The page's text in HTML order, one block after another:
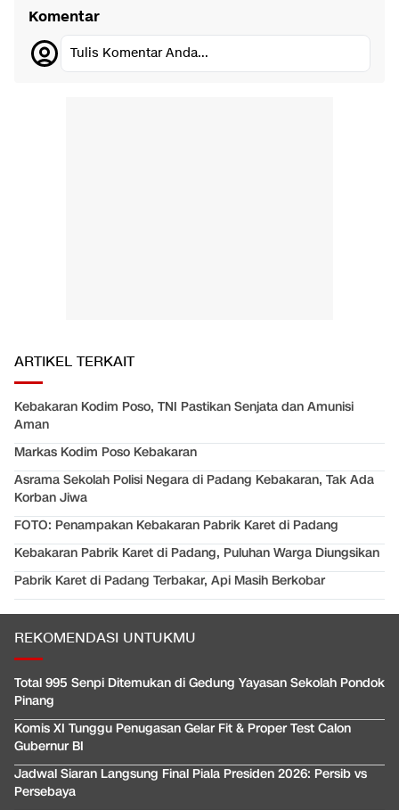
Komentar
Tulis Komentar Anda...
ARTIKEL TERKAIT
Kebakaran Kodim Poso, TNI Pastikan Senjata dan Amunisi
Aman
Markas Kodim Poso Kebakaran
Asrama Sekolah Polisi Negara di Padang Kebakaran, Tak Ada
Korban Jiwa
FOTO: Penampakan Kebakaran Pabrik Karet di Padang
Kebakaran Pabrik Karet di Padang, Puluhan Warga Diungsikan
Pabrik Karet di Padang Terbakar, Api Masih Berkobar
REKOMENDASI UNTUKMU
Total 995 Senpi Ditemukan di Gedung Yayasan Sekolah Pondok
Pinang
Komis XI Tunggu Penugasan Gelar Fit & Proper Test Calon
Gubernur BI
Jadwal Siaran Langsung Final Piala Presiden 2026: Persib vs
Persebaya